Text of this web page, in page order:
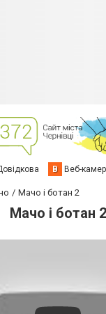
В Веб-
Мачо і ботан 2
Мачо і ботан 2